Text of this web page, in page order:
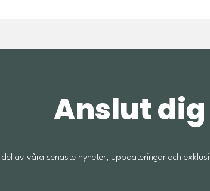
Anslut
av våra senaste nyheter, uppdateringar och